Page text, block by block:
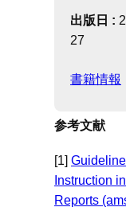
出版日 :
27
書籍情報
参考文献
[1]
Instruction
Reports